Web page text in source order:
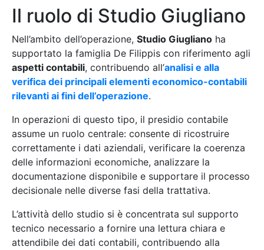
Il ruolo di Studio Giugliano
Nell’ambito dell’operazione, Studio Giugliano ha
supportato la famiglia De Filippis con riferimento agli
aspetti contabili, contribuendo all’analisi e alla
verifica dei principali elementi economico-contabili
rilevanti ai fini dell’operazione.
In operazioni di questo tipo, il presidio contabile
assume un ruolo centrale: consente di ricostruire
correttamente i dati aziendali, verificare la coerenza
delle informazioni economiche, analizzare la
documentazione disponibile e supportare il processo
decisionale nelle diverse fasi della trattativa.
L’attività dello studio si è concentrata sul supporto
tecnico necessario a fornire una lettura chiara e
attendibile dei dati contabili, contribuendo alla